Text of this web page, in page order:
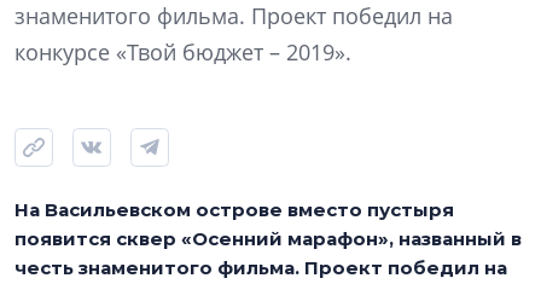
знаменитого фильма. Проект победил на
конкурсе «Твой бюджет – 2019».
На Васильевском острове вместо пустыря
появится сквер «Осенний марафон», названный в
честь знаменитого фильма. Проект победил на